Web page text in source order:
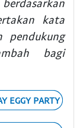
kata
pendukung
bagi
EGGY PARTY